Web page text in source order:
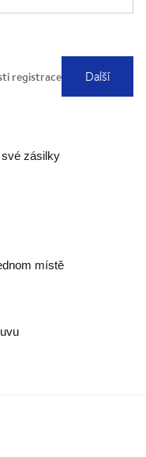
své zásilky
místě